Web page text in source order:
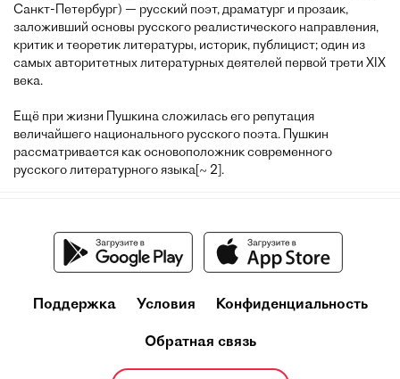
Санкт-Петербург) — русский поэт, драматург и прозаик,
заложивший основы русского реалистического направления,
критик и теоретик литературы, историк, публицист; один из
самых авторитетных литературных деятелей первой трети XIX
века.
Ещё при жизни Пушкина сложилась его репутация
величайшего национального русского поэта. Пушкин
рассматривается как основоположник современного
русского литературного языка[~ 2].
Поддержка Условия Конфиденциальность
Обратная связь